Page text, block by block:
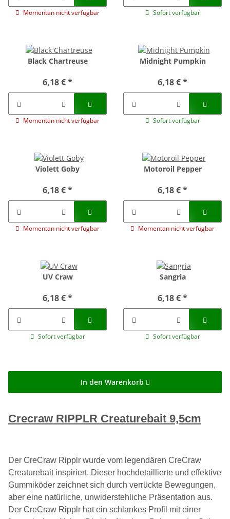
Momentan nicht verfügbar Sofort verfügbar
Black Chartreuse
6,18 €*
Momentan nicht verfügbar
Midnight Pumpkin
6,18 €*
Sofort verfügbar
Violett Goby
6,18 €*
Momentan nicht verfügbar
Motoroil Pepper
6,18 €*
Momentan nicht verfügbar
UV Craw
6,18 €*
Sofort verfügbar
Sangria
6,18 €*
Sofort verfügbar
In den Warenkorb
Crecraw RIPPLR Creaturebait 9,5cm
Der CreCraw Ripplr wurde vom legendären CreCraw
Creaturebait inspiriert. Dieser hochdetaillierte und effektive
Gummiköder zeichnet sich durch verrückte Bewegungen,
aber eine natürliche, unwiderstehliche Präsentation aus.
Der CreCraw Ripplr hat ein schlankes Profil mit einer